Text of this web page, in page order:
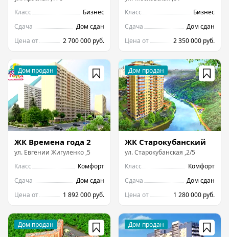
Класс
Бизнес
Сдача
Дом сдан
Цена от
2 700 000 руб.
Класс
Бизнес
Сдача
Дом сдан
Цена от
2 350 000 руб.
ЖК Времена года 2
ул. Евгении Жигуленко ,5
Класс
Комфорт
Сдача
Дом сдан
Цена от
1 892 000 руб.
ЖК Старокубанский
ул.Старокубанская ,2/5
Класс
Комфорт
Сдача
Дом сдан
Цена от
1 280 000 руб.